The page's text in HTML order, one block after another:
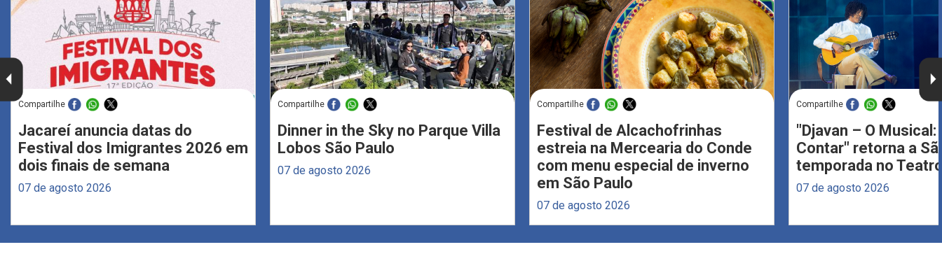
Compartilhe
Jacareí anuncia datas do
Festival dos Imigrantes 2026 em
dois finais de semana
07 de agosto 2026
Compartilhe
Dinner in the Sky no Parque Villa
Lobos São Paulo
07 de agosto 2026
Compartilhe
Festival de Alcachofrinhas
estreia na Mercearia do Conde
com menu especial de inverno
em São Paulo
07 de agosto 2026
Compartilhe
"Djavan – O Musical:
Contar" retorna a
temporada no
07 de agosto 2026